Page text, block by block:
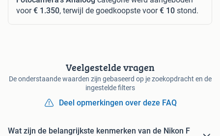
voor€ 1.350, terwijl de goedkoopste voor€ 10 stond.
Veelgestelde vragen
De onderstaande waarden zijn gebaseerd op je zoekopdracht en de
ingestelde filters
Deel opmerkingen over deze FAQ
Wat zijn de belangrijkste kenmerken van de Nikon F